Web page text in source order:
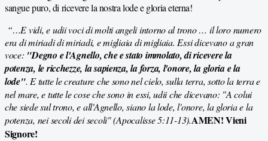
sangue puro, di ricevere la nostra lode e gloria eterna!
“…E vidi, e udii voci di molti angeli intorno al trono … il loro numero
era di miriadi di miriadi, e migliaia di migliaia. Essi dicevano a gran
voce: "Degno e l'Agnello, che e stato immolato, di ricevere la
potenza, le ricchezze, la sapienza, la forza, l'onore, la gloria e la
lode". E tutte le creature che sono nel cielo, sulla terra, sotto la terra e
nel mare, e tutte le cose che sono in essi, udii che dicevano: "A colui
che siede sul trono, e all'Agnello, siano la lode, l'onore, la gloria e la
potenza, nei secoli dei secoli" (Apocalisse 5:11-13).AMEN! Vieni
Signore!